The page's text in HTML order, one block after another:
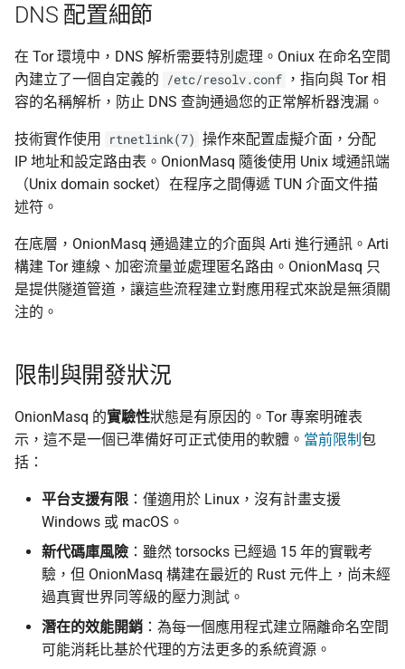
DNS 配置細節
在 Tor 環境中，DNS 解析需要特別處理。Oniux 在命名空間
內建立了一個自定義的
/etc/resolv.conf ，指向與 Tor 相
容的名稱解析，防止 DNS 查詢通過您的正常解析器洩漏。
技術實作使用 rtnetlink(7) 操作來配置虛擬介面，分配
IP 地址和設定路由表。OnionMasq 隨後使用 Unix 域通訊端
（Unix domain socket）在程序之間傳遞 TUN 介面文件描
述符。
在底層，OnionMasq 通過建立的介面與 Arti 進行通訊。Arti
構建 Tor 連線、加密流量並處理匿名路由。OnionMasq 只
是提供隧道管道，讓這些流程建立對應用程式來說是無須關
注的。
限制與開發狀況
OnionMasq 的實驗性狀態是有原因的。Tor 專案明確表
示，這不是一個已準備好可正式使用的軟體。 當前限制 包
括：
平台支援有限 ：僅適用於 Linux，沒有計畫支援
Windows 或 macOS。
新代碼庫風險 ：雖然 torsocks 已經過 15 年的實戰考
驗，但 OnionMasq 構建在最近的 Rust 元件上，尚未經
過真實世界同等級的壓力測試。
潛在的效能開銷 ：為每一個應用程式建立隔離命名空間
可能消耗比基於代理的方法更多的系統資源。